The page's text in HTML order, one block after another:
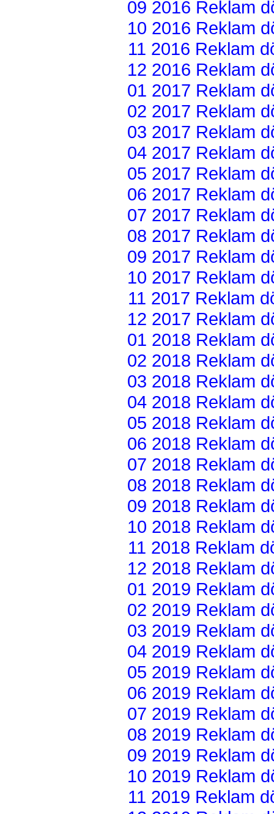
09 2016 Reklam
10 2016 Reklam
11 2016 Reklam
12 2016 Reklam
01 2017 Reklam
02 2017 Reklam
03 2017 Reklam
04 2017 Reklam
05 2017 Reklam
06 2017 Reklam
07 2017 Reklam
08 2017 Reklam
09 2017 Reklam
10 2017 Reklam
11 2017 Reklam
12 2017 Reklam
01 2018 Reklam
02 2018 Reklam
03 2018 Reklam
04 2018 Reklam
05 2018 Reklam
06 2018 Reklam
07 2018 Reklam
08 2018 Reklam
09 2018 Reklam
10 2018 Reklam
11 2018 Reklam
12 2018 Reklam
01 2019 Reklam
02 2019 Reklam
03 2019 Reklam
04 2019 Reklam
05 2019 Reklam
06 2019 Reklam
07 2019 Reklam
08 2019 Reklam
09 2019 Reklam
10 2019 Reklam
11 2019 Reklam